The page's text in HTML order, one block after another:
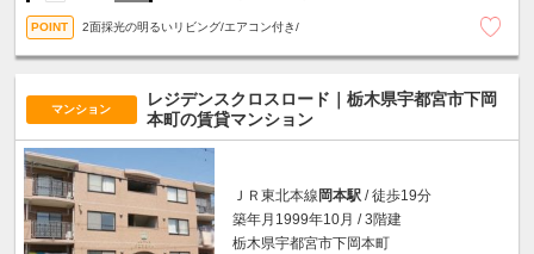
2面採光の明るいリビング/エアコン付き/
マンション
レジデンスクロスロード｜栃木県宇都宮市下岡
本町の賃貸マンション
ＪＲ東北本線 岡本駅 / 徒歩19分
築年月1999年10月 / 3階建
栃木県宇都宮市下岡本町